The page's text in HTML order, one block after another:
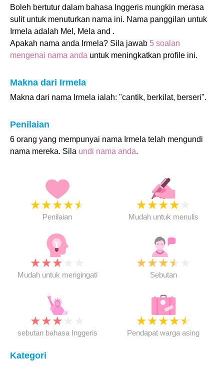
Boleh bertutur dalam bahasa Inggeris mungkin merasa
sulit untuk menuturkan nama ini. Nama panggilan untuk
Irmela adalah Mel, Mela and .
Apakah nama anda Irmela? Sila jawab 5 soalan
mengenai nama anda untuk meningkatkan profile ini.
Makna dari Irmela
Makna dari nama Irmela ialah: "cantik, berkilat, berseri".
Penilaian
6 orang yang mempunyai nama Irmela telah mengundi
nama mereka. Sila undi nama anda.
★★★★★
Penilaian
★★★★
Mudah untuk menulis
★★★
Mudah untuk mengingati
★★★★
Sebutan
★★★
sebutan bahasa Inggeris
★★★★★
Pendapat warga asing
Kategori